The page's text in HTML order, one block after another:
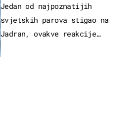
Jedan od najpoznatijih
svjetskih parova stigao na
Jadran, ovakve reakcije